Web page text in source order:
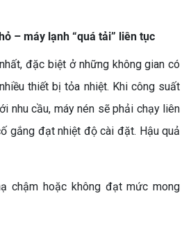
– máy lạnh “quá tải” liên tục
đặc biệt ở những không gian có
thiết bị tỏa nhiệt. Khi công suất
nhu cầu, máy nén sẽ phải chạy liên
gắng đạt nhiệt độ cài đặt. Hậu quả
chậm hoặc không đạt mức mong